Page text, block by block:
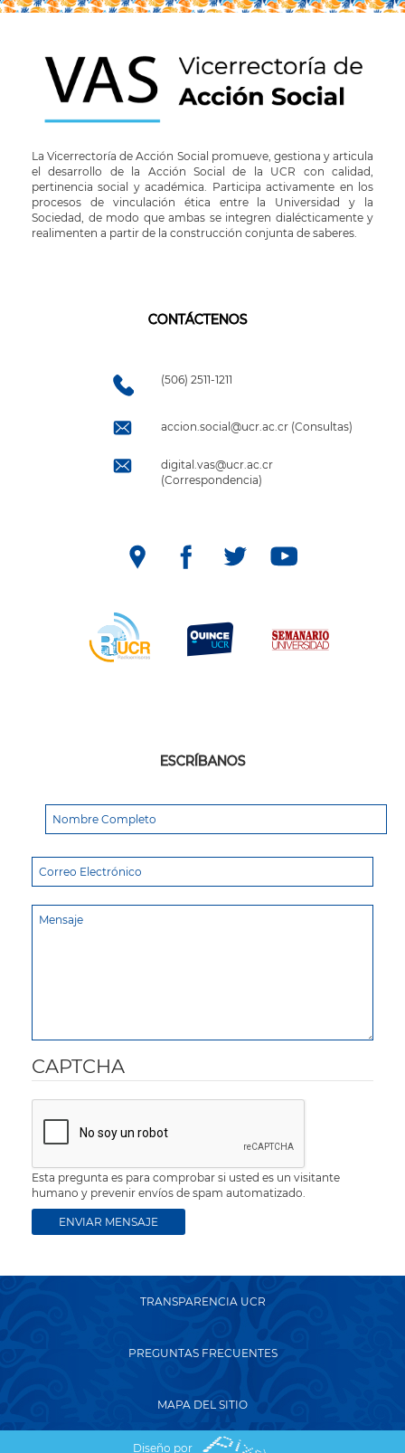
La Vicerrectoría de Acción Social promueve, gestiona y articula
el desarrollo de la Acción Social de la UCR con calidad,
pertinencia social y académica. Participa activamente en los
procesos de vinculación ética entre la Universidad y la
Sociedad, de modo que ambas se integren dialécticamente y
realimenten a partir de la construcción conjunta de saberes.
CONTÁCTENOS
(506) 2511-1211
accion.social@ucr.ac.cr (Consultas)
digital.vas@ucr.ac.cr
(Correspondencia)
ESCRÍBANOS
CAPTCHA
Esta pregunta es para comprobar si usted es un visitante
humano y prevenir envíos de spam automatizado.
TRANSPARENCIA UCR
PREGUNTAS FRECUENTES
MAPA DEL SITIO
Diseño por